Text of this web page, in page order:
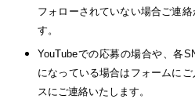
フォローされていない場合ご連
す。
YouTubeでの応募の場合や、各
になっている場合はフォームに
スにご連絡いたします。